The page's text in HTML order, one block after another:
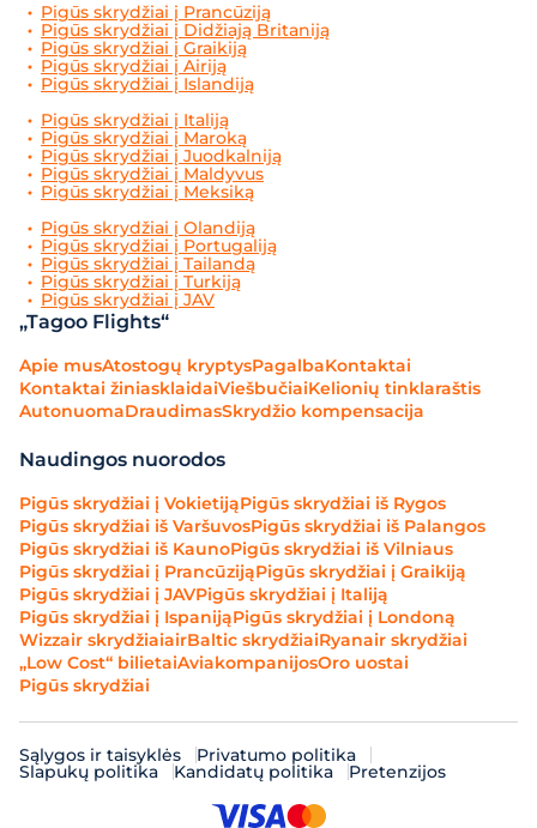
Pigūs skrydžiai į Prancūziją
Pigūs skrydžiai į Didžiają Britaniją
Pigūs skrydžiai į Graikiją
Pigūs skrydžiai į Airiją
Pigūs skrydžiai į Islandiją
Pigūs skrydžiai į Italiją
Pigūs skrydžiai į Maroką
Pigūs skrydžiai į Juodkalniją
Pigūs skrydžiai į Maldyvus
Pigūs skrydžiai į Meksiką
Pigūs skrydžiai į Olandiją
Pigūs skrydžiai į Portugaliją
Pigūs skrydžiai į Tailandą
Pigūs skrydžiai į Turkiją
Pigūs skrydžiai į JAV
„Tagoo Flights“
Apie musAtostogų kryptysPagalbaKontaktai
Kontaktai žiniasklaidaiViešbučiaiKelionių tinklaraštis
AutonuomaDraudimasSkrydžio kompensacija
Naudingos nuorodos
Pigūs skrydžiai į VokietijąPigūs skrydžiai iš Rygos
Pigūs skrydžiai iš VaršuvosPigūs skrydžiai iš Palangos
Pigūs skrydžiai iš KaunoPigūs skrydžiai iš Vilniaus
Pigūs skrydžiai į PrancūzijąPigūs skrydžiai į Graikiją
Pigūs skrydžiai į JAVPigūs skrydžiai į Italiją
Pigūs skrydžiai į IspanijąPigūs skrydžiai į Londoną
Wizzair skrydžiaiairBaltic skrydžiaiRyanair skrydžiai
„Low Cost“ bilietaiAviakompanijosOro uostai
Pigūs skrydžiai
Sąlygos ir taisyklės Privatumo politika
Slapukų politika Kandidatų politika Pretenzijos